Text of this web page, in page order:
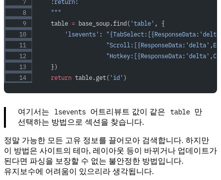
    """
    table
= base_soup.find( 'table' , {
        'lsevents'
:
    })
    return
table.get( 'id')
여기서는 lsevents 어트리뷰트 값이 같은 table
만
선택하는 방법으로 섹션을 찾습니다.
정말 가능한 모든 고유 정보를 끌어모아 검색합니다. 하지만
이 방법은 사이트의 테마, 레이아웃 등이 바뀌거나 업데이트가
된다면 파싱을 보장할 수 없는 불안정한 방법입니다.
유지보수에 어려움이 있으리라 생각됩니다.